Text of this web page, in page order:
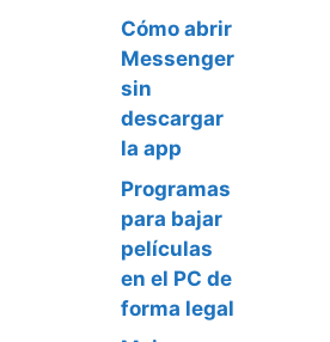
Cómo abrir
Messenger
sin
descargar
la app
Programas
para bajar
películas
en el PC de
forma legal